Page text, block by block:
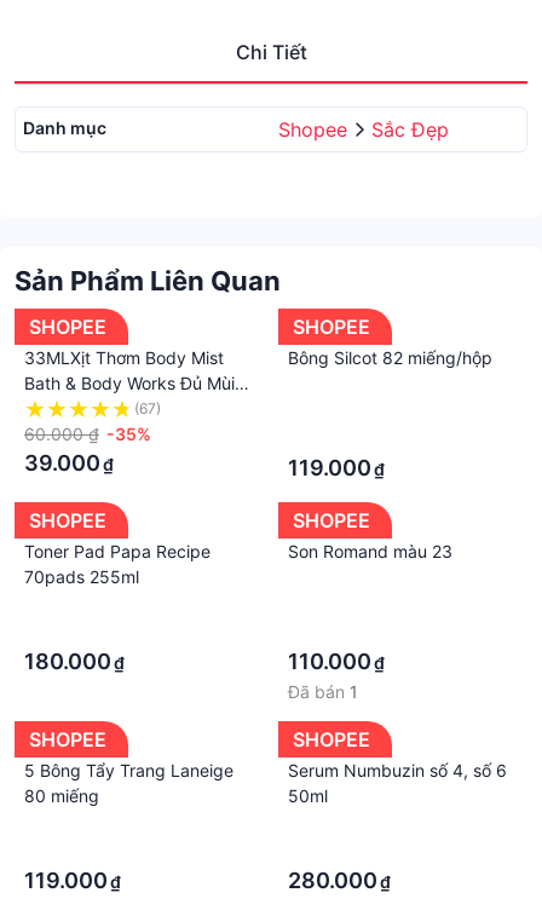
Chi Tiết
Danh mục Shopee Sắc Đẹp
Sản Phẩm Liên Quan
SHOPEE
33MLXịt Thơm Body Mist
Bath & Body Works Đủ Mùi
33ML - 3WICK STORE
(67)
60.000 ₫ -35%
39.000₫
SHOPEE
Bông Silcot 82 miếng/hộp
119.000₫
SHOPEE
Toner Pad Papa Recipe
70pads 255ml
180.000₫
SHOPEE
Son Romand màu 23
110.000₫
Đã bán 1
SHOPEE
5 Bông Tẩy Trang Laneige
80 miếng
119.000₫
SHOPEE
Serum Numbuzin số 4, số 6
50ml
280.000₫